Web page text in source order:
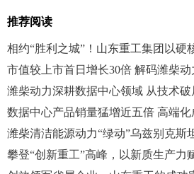
推荐阅读
市值较上市首日增长30倍 解码潍柴动
数据中心产品销量猛增近五倍 高端
潍柴清洁能源动力“绿动”乌兹别克斯
攀登“创新重工”高峰，以新质生产力